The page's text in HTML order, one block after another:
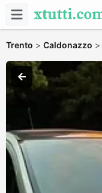
Trento > Caldonazzo >